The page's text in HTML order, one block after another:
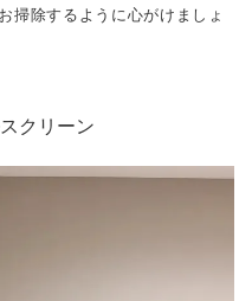
掃除するように心がけましょ
スクリーン